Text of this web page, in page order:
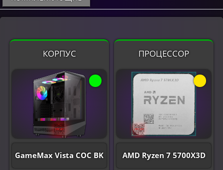
КОРПУС
GameMax Vista COC BK
ПРОЦЕССОР
AMD Ryzen 7 5700X3D